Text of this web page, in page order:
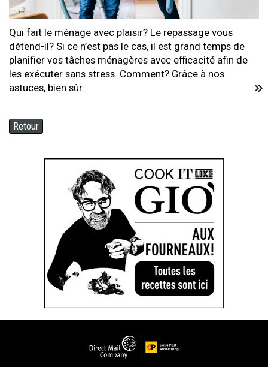
Qui fait le ménage avec plaisir? Le repassage vous
détend-il? Si ce n’est pas le cas, il est grand temps de
planifier vos tâches ménagères avec efficacité afin de
les exécuter sans stress. Comment? Grâce à nos
astuces, bien sûr.
Retour